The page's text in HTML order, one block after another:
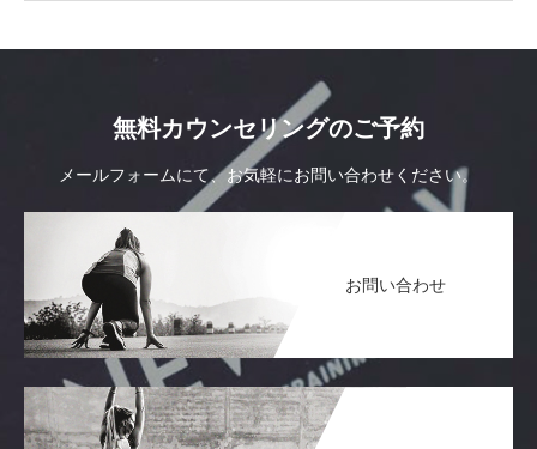
無料カウンセリングのご予約
メールフォームにて、お気軽にお問い合わせください。
お問い合わせ